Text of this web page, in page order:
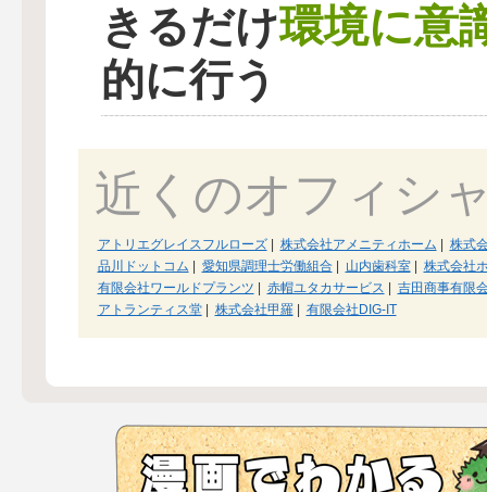
きるだけ環境に意
的に行う
近くのオフィシ
アトリエグレイスフルローズ| 株式会社アメニティホーム
株式
品川ドットコム
愛知県調理士労働組合| 山内歯科室|
株式会社
有限会社ワールドプランツ
赤帽ユタカサービス
吉田商事有限
アトランティス堂| 株式会社甲羅| 有限会社DIG-IT